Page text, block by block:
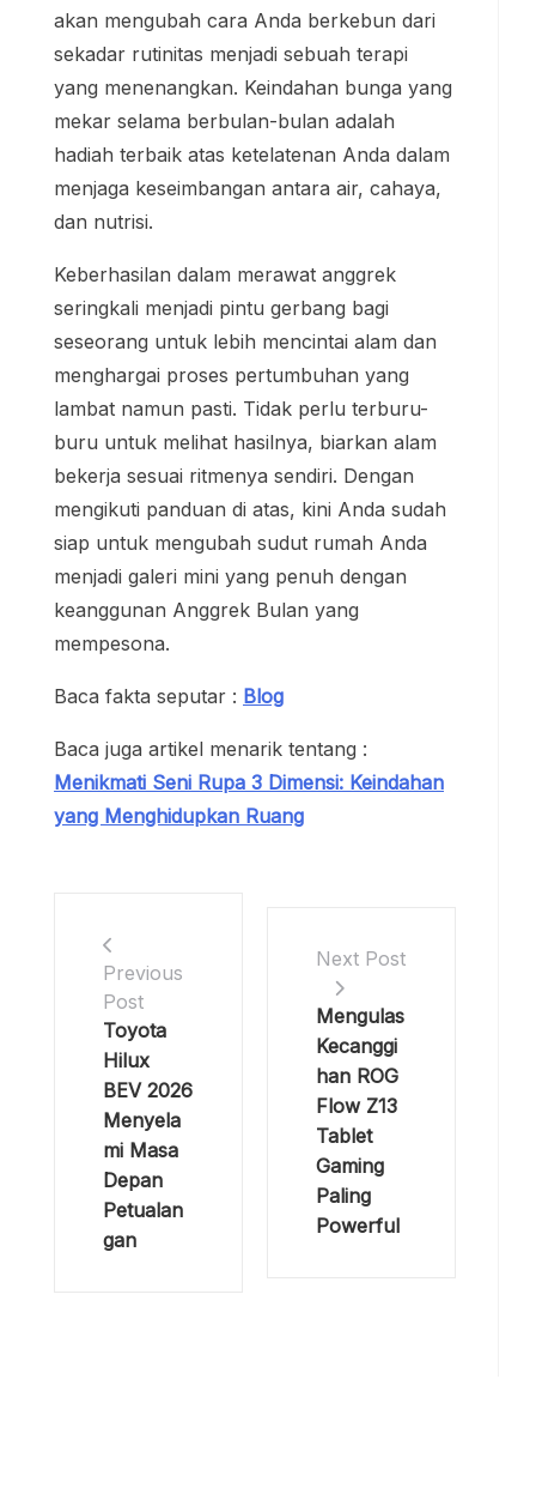
akan mengubah cara Anda berkebun dari
sekadar rutinitas menjadi sebuah terapi
yang menenangkan. Keindahan bunga yang
mekar selama berbulan-bulan adalah
hadiah terbaik atas ketelatenan Anda dalam
menjaga keseimbangan antara air, cahaya,
dan nutrisi.
Keberhasilan dalam merawat anggrek
seringkali menjadi pintu gerbang bagi
seseorang untuk lebih mencintai alam dan
menghargai proses pertumbuhan yang
lambat namun pasti. Tidak perlu terburu-
buru untuk melihat hasilnya, biarkan alam
bekerja sesuai ritmenya sendiri. Dengan
mengikuti panduan di atas, kini Anda sudah
siap untuk mengubah sudut rumah Anda
menjadi galeri mini yang penuh dengan
keanggunan Anggrek Bulan yang
mempesona.
Baca fakta seputar : Blog
Baca juga artikel menarik tentang :
Menikmati Seni Rupa 3 Dimensi: Keindahan
yang Menghidupkan Ruang
Previous
Post
Toyota
Hilux
BEV 2026
Menyela
mi Masa
Depan
Petualan
gan
Next Post
Mengulas
Kecanggi
han ROG
Flow Z13
Tablet
Gaming
Paling
Powerful